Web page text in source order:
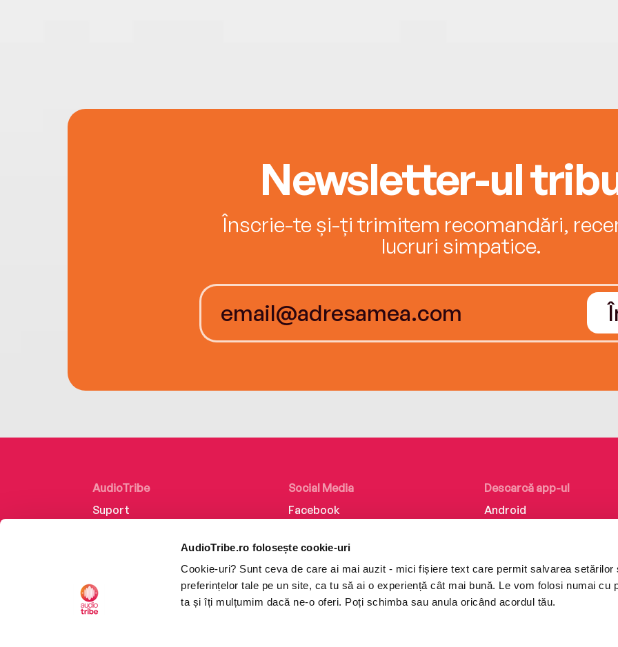
AudioTribe.ro folosește cookie-uri
Cookie-uri? Sunt ceva de care ai mai auzit - mici fișiere text care permit salvarea setărilor
preferințelor tale pe un site, ca tu să ai o experiență cât mai bună. Le vom folosi numai cu
ta și îți mulțumim dacă ne-o oferi. Poți schimba sau anula oricând acordul tău.
Newsletter-ul
Înscrie-te și-ți trimitem recomandări,
lucruri simpatice.
AudioTribe
Suport
Retragere din comandă
Social Media
Facebook
Instagram
TikTok
Descarcă app-ul
Android